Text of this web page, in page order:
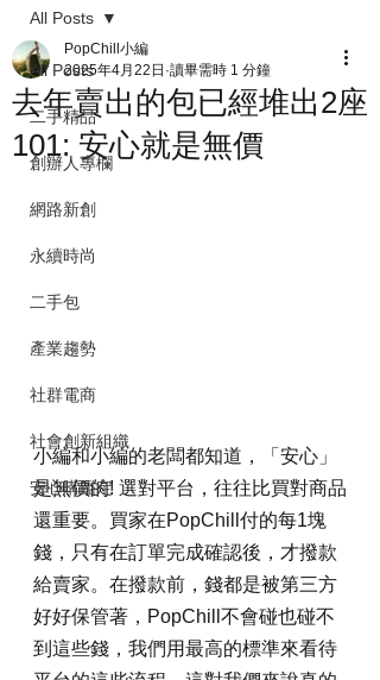
All Posts
二手精品
創辦人專欄
網路新創
永續時尚
二手包
產業趨勢
社群電商
社會創新組織
安心購鑑定
All Posts
去年賣出的包已經堆出2座
101: 安心就是無價
PopChill小編
2025年4月22日 讀畢需時 1 分鐘
小編和小編的老闆都知道，「安心」
是無價的! 選對平台，往往比買對商品
還重要。買家在PopChill付的每1塊
錢，只有在訂單完成確認後，才撥款
給賣家。在撥款前，錢都是被第三方
好好保管著，PopChill不會碰也碰不
到這些錢，我們用最高的標準來看待